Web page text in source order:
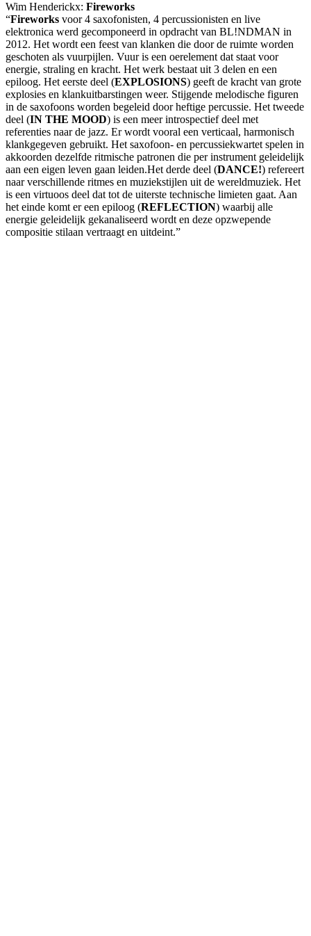
Wim Henderickx: Fireworks
“Fireworks voor 4 saxofonisten, 4 percussionisten en live
elektronica werd gecomponeerd in opdracht van BL!NDMAN in
2012. Het wordt een feest van klanken die door de ruimte worden
geschoten als vuurpijlen. Vuur is een oerelement dat staat voor
energie, straling en kracht. Het werk bestaat uit 3 delen en een
epiloog. Het eerste deel (EXPLOSIONS) geeft de kracht van grote
explosies en klankuitbarstingen weer. Stijgende melodische figuren
in de saxofoons worden begeleid door heftige percussie. Het tweede
deel (IN THE MOOD) is een meer introspectief deel met
referenties naar de jazz. Er wordt vooral een verticaal, harmonisch
klankgegeven gebruikt. Het saxofoon- en percussiekwartet spelen in
akkoorden dezelfde ritmische patronen die per instrument geleidelijk
aan een eigen leven gaan leiden.Het derde deel (DANCE!) refereert
naar verschillende ritmes en muziekstijlen uit de wereldmuziek. Het
is een virtuoos deel dat tot de uiterste technische limieten gaat. Aan
het einde komt er een epiloog (REFLECTION) waarbij alle
energie geleidelijk gekanaliseerd wordt en deze opzwepende
compositie stilaan vertraagt en uitdeint.”